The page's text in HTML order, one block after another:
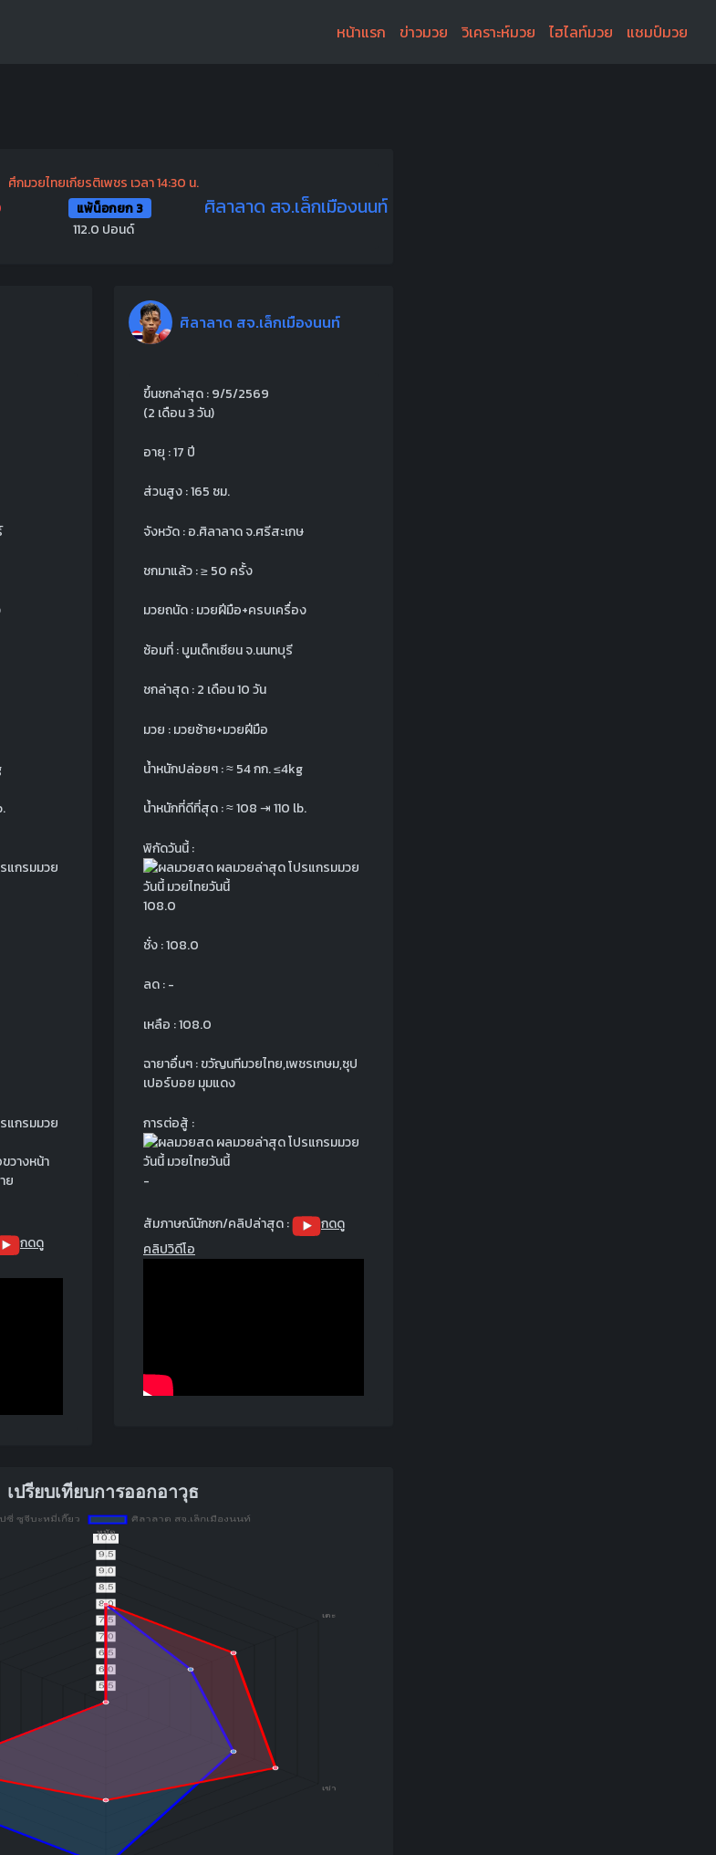
หน้าแรก ข่าวมวย วิเคราะห์มวย ไฮไลท์มวย แชมป์มวย
ศึกมวยไทยเกียรติเพชร เวลา 14:30 น.
แพ้น็อกยก 3 ศิลาลาด สจ.เล็กเมืองนนท์
112.0 ปอนด์
วางหน้า
ย
กดดู
ศิลาลาด สจ.เล็กเมืองนนท์
ขึ้นชกล่าสุด : 9/5/2569
(2 เดือน 3 วัน)
อายุ : 17 ปี
ส่วนสูง : 165 ซม.
จังหวัด : อ.ศิลาลาด จ.ศรีสะเกษ
ชกมาแล้ว :≥50 ครั้ง
มวยถนัด : มวยฝีมือ+ครบเครื่อง
ซ้อมที่ : บูมเด็กเซียน จ.นนทบุรี
ชกล่าสุด : 2 เดือน 10 วัน
มวย : มวยซ้าย+มวยฝีมือ
น้ำหนักปล่อยๆ :≈54 กก.≤4kg
น้ำหนักที่ดีที่สุด :≈108⇥110 lb.
พิกัดวันนี้ :
108.0
ชั่ง : 108.0
ลด : -
เหลือ : 108.0
ฉายาอื่นๆ : ขวัญนทีมวยไทย,เพชรเกษม,ซุป
เปอร์บอย มุมแดง
การต่อสู้ :
-
สัมภาษณ์นักชก/คลิปล่าสุด :
กดดู
คลิปวิดีโอ
เปรียบเทียบการออกอาวุธ